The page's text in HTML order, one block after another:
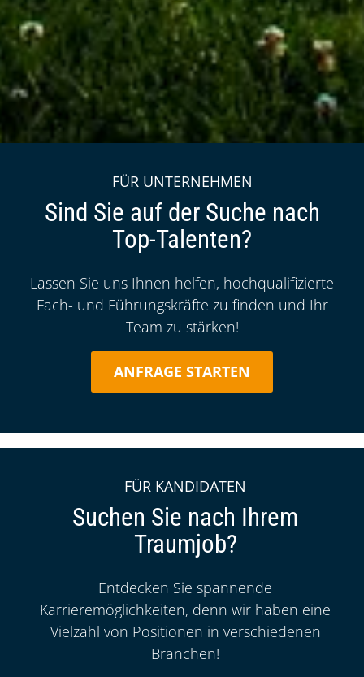
Home Über uns Standorte Stuttgart
Dachzeile:
FÜR UNTERNEHMEN
Sind Sie auf der Suche nach
Top-Talenten?
Intro:
Lassen Sie uns Ihnen helfen, hochqualifizierte
Fach- und Führungskräfte zu finden und Ihr
Team zu stärken!
ANFRAGE STARTEN
Dachzeile:
FÜR KANDIDATEN
Suchen Sie nach Ihrem
Traumjob?
Intro:
Entdecken Sie spannende
Karrieremöglichkeiten, denn wir haben eine
Vielzahl von Positionen in verschiedenen
Branchen!